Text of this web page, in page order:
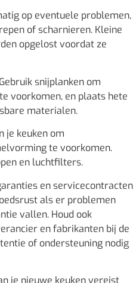
op eventuele problemen,
of scharnieren. Kleine
opgelost voordat ze
snijplanken om
voorkomen, en plaats hete
materialen.
je keuken om
te voorkomen.
en luchtfilters.
en servicecontracten
als er problemen
vallen. Houd ook
en fabrikanten bij de
of ondersteuning nodig
je nieuwe keuken vereist